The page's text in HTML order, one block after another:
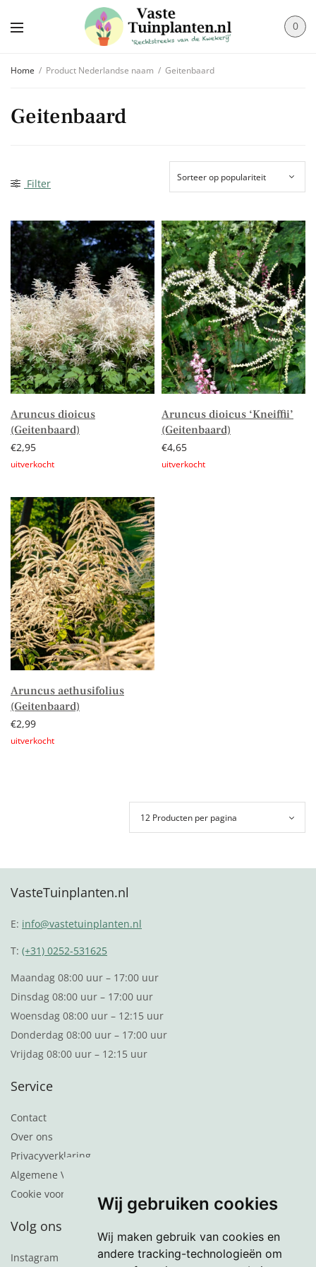
Wij gebruiken cookies
Wij maken gebruik van cookies en
andere tracking-technologieën om
0
Home / Product Nederlandse naam / Geitenbaard
Geitenbaard
Filter
Aruncus dioicus
(Geitenbaard)
€2,95
Aruncus dioicus ‘Kneiffii’
(Geitenbaard)
€4,65
Aruncus aethusifolius
(Geitenbaard)
€2,99
VasteTuinplanten.nl
E: info@vastetuinplanten.nl
T:(+31) 0252-531625
Maandag 08:00 uur – 17:00 uur
Dinsdag 08:00 uur – 17:00 uur
Woensdag 08:00 uur – 12:15 uur
Donderdag 08:00 uur – 17:00 uur
Vrijdag 08:00 uur – 12:15 uur
Service
Contact
Over ons
Privacyverklaring
Algemene Voorwaarden
Cookie voorkeuren
Volg ons
Instagram